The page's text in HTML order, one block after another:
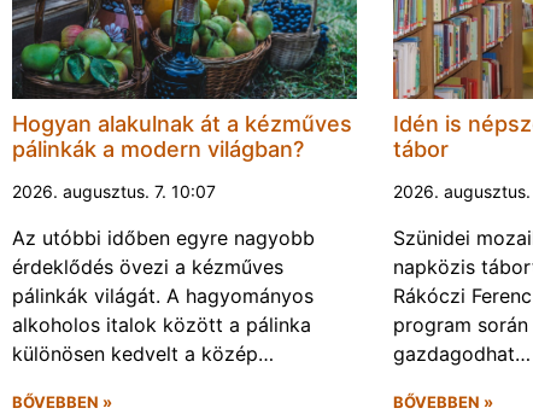
Hogyan alakulnak át a kézműves
pálinkák a modern világban?
2026. augusztus. 7. 10:07
Az utóbbi időben egyre nagyobb
érdeklődés övezi a kézműves
pálinkák világát. A hagyományos
alkoholos italok között a pálinka
különösen kedvelt a közép…
BŐVEBBEN »
Idén is
tábor
2026.
Szünidei
napközis
Rákóczi
program
gazdagodhat…
BŐVEBBEN »